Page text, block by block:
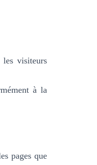
les visiteurs
à la
pages que